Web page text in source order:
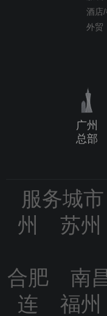
酒店
外贸
广州
总部
服务
州 苏
合肥 南
连 福